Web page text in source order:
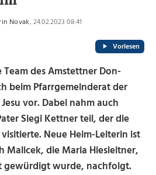
Novak, 24.02.2023 08:41
Vorlesen
Team des Amstettner Don-
beim Pfarrgemeinderat der
vor. Dabei nahm auch
Siegi Kettner teil, der die
Neue Heim-Leiterin ist
Malicek, die Maria Hiesleitner,
gewürdigt wurde, nachfolgt.